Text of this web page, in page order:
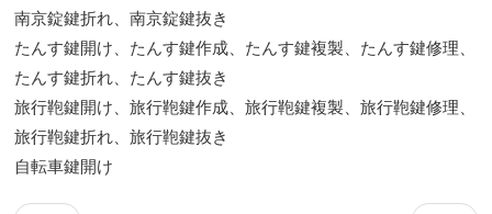
南京錠鍵折れ、南京錠鍵抜き
たんす鍵開け、たんす鍵作成、たんす鍵複製、たんす鍵修理、
たんす鍵折れ、たんす鍵抜き
旅行鞄鍵開け、旅行鞄鍵作成、旅行鞄鍵複製、旅行鞄鍵修理、
旅行鞄鍵折れ、旅行鞄鍵抜き
自転車鍵開け